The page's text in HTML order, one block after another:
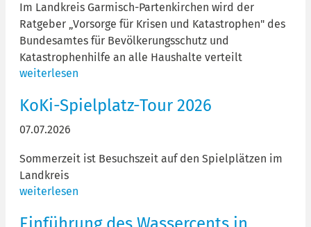
Im Landkreis Garmisch-Partenkirchen wird der
Ratgeber „Vorsorge für Krisen und Katastrophen" des
Bundesamtes für Bevölkerungsschutz und
Katastrophenhilfe an alle Haushalte verteilt
weiterlesen
KoKi-Spielplatz-Tour 2026
07.07.2026
Sommerzeit ist Besuchszeit auf den Spielplätzen im
Landkreis
weiterlesen